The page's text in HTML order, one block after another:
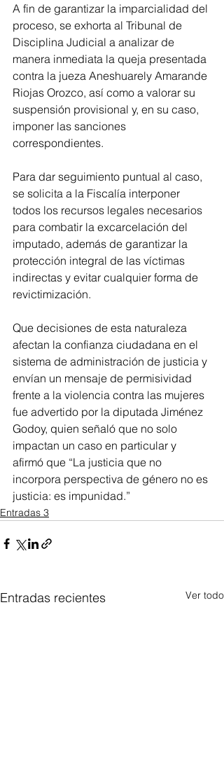
A fin de garantizar la imparcialidad del
proceso, se exhorta al Tribunal de
Disciplina Judicial a analizar de
manera inmediata la queja presentada
contra la jueza Aneshuarely Amarande
Riojas Orozco, así como a valorar su
suspensión provisional y, en su caso,
imponer las sanciones
correspondientes.
Para dar seguimiento puntual al caso,
se solicita a la Fiscalía interponer
todos los recursos legales necesarios
para combatir la excarcelación del
imputado, además de garantizar la
protección integral de las víctimas
indirectas y evitar cualquier forma de
revictimización.
Que decisiones de esta naturaleza
afectan la confianza ciudadana en el
sistema de administración de justicia y
envían un mensaje de permisividad
frente a la violencia contra las mujeres
fue advertido por la diputada Jiménez
Godoy, quien señaló que no solo
impactan un caso en particular y
afirmó que “La justicia que no
incorpora perspectiva de género no es
justicia: es impunidad.”
Entradas 3
Entradas recientes Ver todo